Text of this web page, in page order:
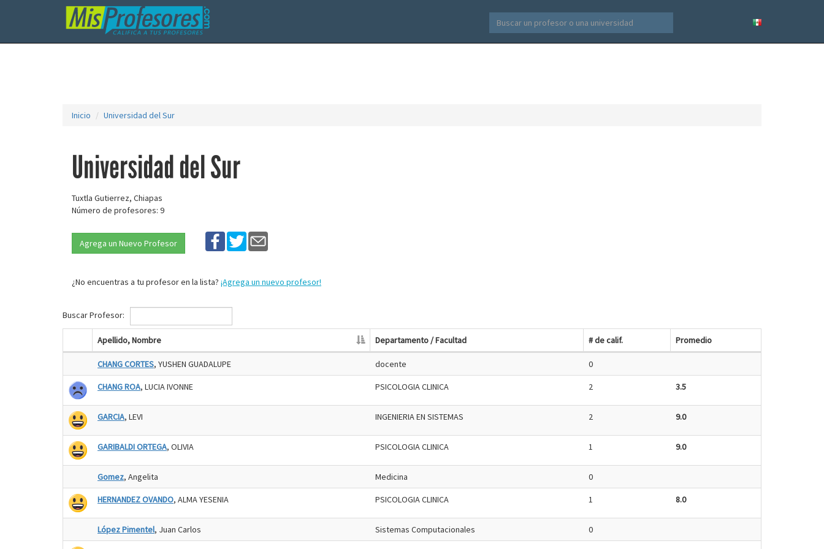
Inicio Universidad del Sur
Universidad del Sur
Tuxtla Gutierrez, Chiapas
Número de profesores: 9
Agrega un Nuevo Profesor
¿No encuentras a tu profesor en la lista? ¡Agrega un nuevo profesor!
Buscar Profesor:
Apellido, Nombre Departamento / Facultad # de calif. Promedio
CHANG CORTES, YUSHEN GUADALUPE docente 0
CHANG ROA, LUCIA IVONNE PSICOLOGIA CLINICA 2 3.5
GARCIA, LEVI INGENIERIA EN SISTEMAS 2 9.0
GARIBALDI ORTEGA, OLIVIA PSICOLOGIA CLINICA 1 9.0
Gomez, Angelita Medicina 0
HERNANDEZ OVANDO, ALMA YESENIA PSICOLOGIA CLINICA 1 8.0
López Pimentel, Juan Carlos Sistemas Computacionales 0